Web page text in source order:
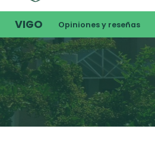
VIGO Opiniones y reseñas